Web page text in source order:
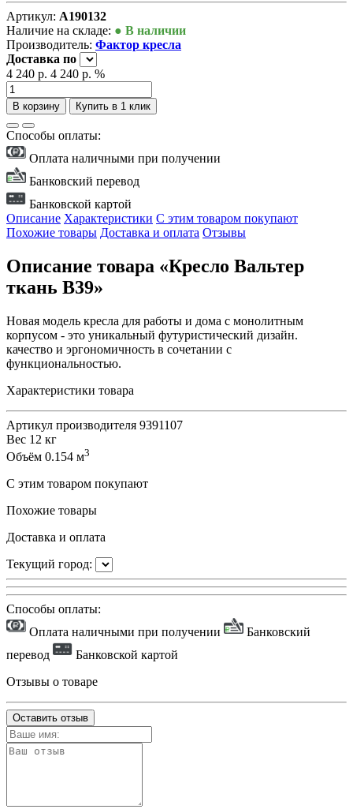
Артикул: А190132
Наличие на складе: ● В наличии
Производитель: Фактор кресла
Доставка по
4 240 р. 4 240 р. %
В корзину Купить в 1 клик
Способы оплаты:
Оплата наличными при получении
Банковский перевод
Банковской картой
Описание Характеристики С этим товаром покупают
Похожие товары Доставка и оплата Отзывы
Описание товара «Кресло Вальтер
ткань В39»
Новая модель кресла для работы и дома с монолитным
корпусом - это уникальный футуристический дизайн.
качество и эргономичность в сочетании с
функциональностью.
Характеристики товара
Артикул производителя 9391107
Вес 12 кг
Объём 0.154 м3
С этим товаром покупают
Похожие товары
Доставка и оплата
Текущий город:
Способы оплаты:
Оплата наличными при получении
Банковский
перевод
Банковской картой
Отзывы о товаре
Оставить отзыв